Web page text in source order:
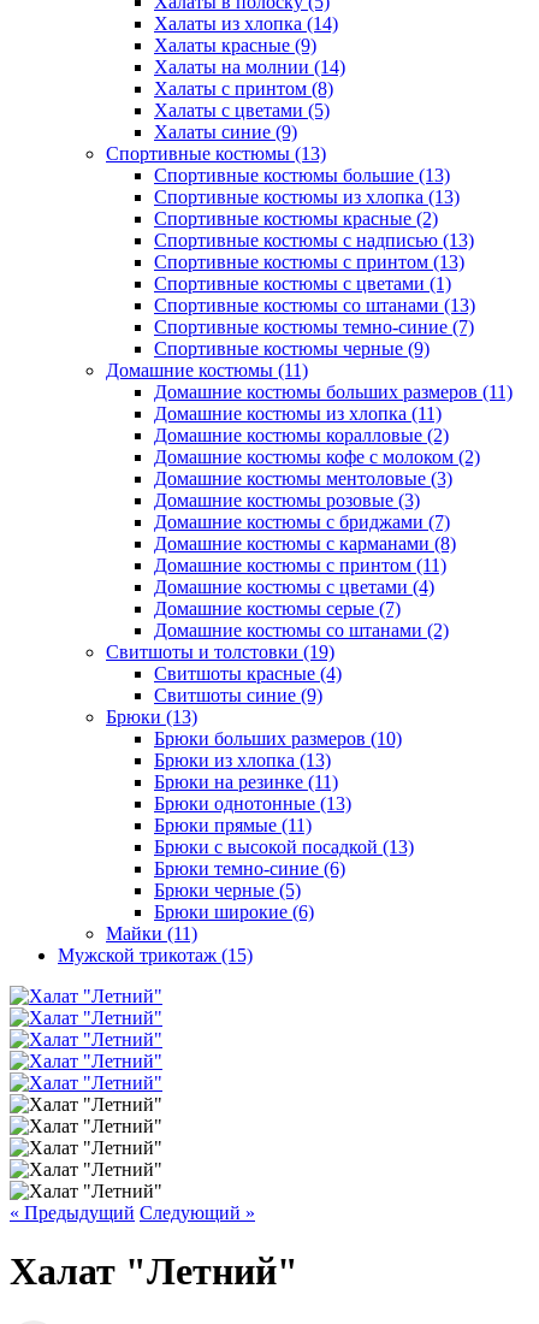
Халаты из хлопка (14)
Халаты красные (9)
Халаты на молнии (14)
Халаты с принтом (8)
Халаты с цветами (5)
Халаты синие (9)
Спортивные костюмы (13)
Спортивные костюмы большие (13)
Спортивные костюмы из хлопка (13)
Спортивные костюмы красные (2)
Спортивные костюмы с надписью (13)
Спортивные костюмы с принтом (13)
Спортивные костюмы с цветами (1)
Спортивные костюмы со штанами (13)
Спортивные костюмы темно-синие (7)
Спортивные костюмы черные (9)
Домашние костюмы (11)
Домашние костюмы больших размеров (11)
Домашние костюмы из хлопка (11)
Домашние костюмы коралловые (2)
Домашние костюмы кофе с молоком (2)
Домашние костюмы ментоловые (3)
Домашние костюмы розовые (3)
Домашние костюмы с бриджами (7)
Домашние костюмы с карманами (8)
Домашние костюмы с принтом (11)
Домашние костюмы с цветами (4)
Домашние костюмы серые (7)
Домашние костюмы со штанами (2)
Свитшоты и толстовки (19)
Свитшоты красные (4)
Свитшоты синие (9)
Брюки (13)
Брюки больших размеров (10)
Брюки из хлопка (13)
Брюки на резинке (11)
Брюки однотонные (13)
Брюки прямые (11)
Брюки с высокой посадкой (13)
Брюки темно-синие (6)
Брюки черные (5)
Брюки широкие (6)
Майки (11)
Мужской трикотаж (15)
« Предыдущий Следующий »
Халат "Летний"